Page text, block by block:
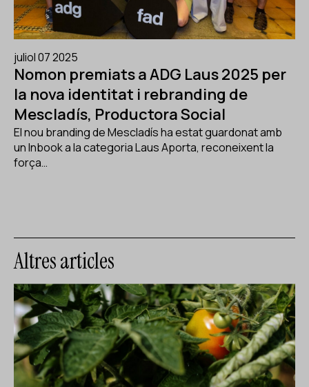
juliol 07 2025
Nomon premiats a ADG Laus 2025 per
la nova identitat i rebranding de
Mescladís, Productora Social
El nou branding de Mescladís ha estat guardonat amb
un Inbook a la categoria Laus Aporta, reconeixent la
força…
Altres articles